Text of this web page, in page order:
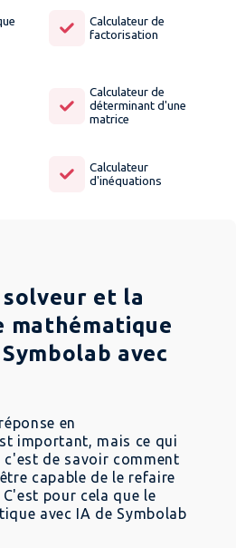
Calculateur de
factorisation
Calculateur de
déterminant d'une
matrice
Calculateur
d'inéquations
et la
mathématique
avec
en
important, mais ce qui
de savoir comment
capable de le refaire
pour cela que le
avec IA de Symbolab